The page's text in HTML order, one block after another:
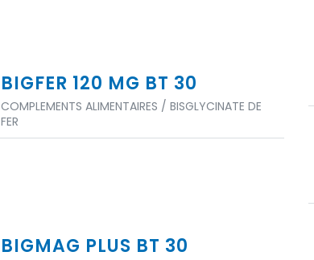
BIGFER 120 MG BT 30
COMPLEMENTS ALIMENTAIRES / BISGLYCINATE DE
FER
BIGMAG PLUS BT 30